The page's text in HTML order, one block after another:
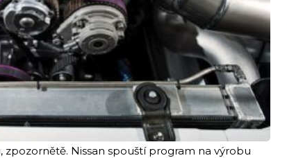
Nissan spouští program na výrobu